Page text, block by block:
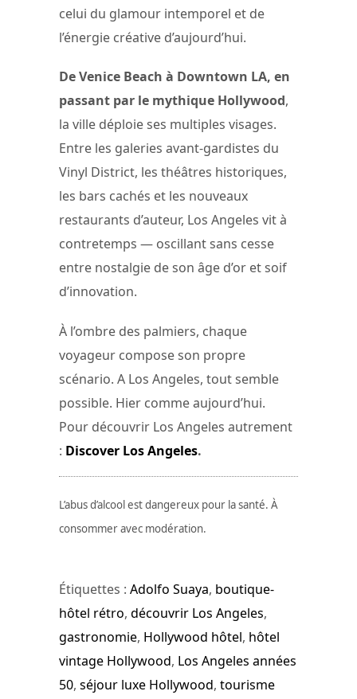
celui du glamour intemporel et de
l’énergie créative d’aujourd’hui.
De Venice Beach à Downtown LA, en
passant par le mythique Hollywood,
la ville déploie ses multiples visages.
Entre les galeries avant-gardistes du
Vinyl District, les théâtres historiques,
les bars cachés et les nouveaux
restaurants d’auteur, Los Angeles vit à
contretemps — oscillant sans cesse
entre nostalgie de son âge d’or et soif
d’innovation.
À l’ombre des palmiers, chaque
voyageur compose son propre
scénario. A Los Angeles, tout semble
possible. Hier comme aujourd’hui.
Pour découvrir Los Angeles autrement
: Discover Los Angeles.
L’abus d’alcool est dangereux pour la santé. À
consommer avec modération.
Étiquettes : Adolfo Suaya, boutique-
hôtel rétro, découvrir Los Angeles,
gastronomie, Hollywood hôtel, hôtel
vintage Hollywood, Los Angeles années
50, séjour luxe Hollywood, tourisme